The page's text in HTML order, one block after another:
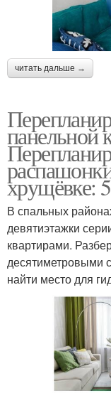
читать дальше →
панельной
хрущёвке:
В спальных
девятиэтажки
квартирами.
десятиметровыми
найти место для